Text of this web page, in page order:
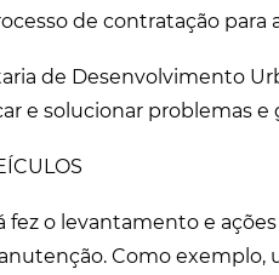
de contratação para
de Desenvolvimento
e solucionar problemas e
fez o levantamento e
Como